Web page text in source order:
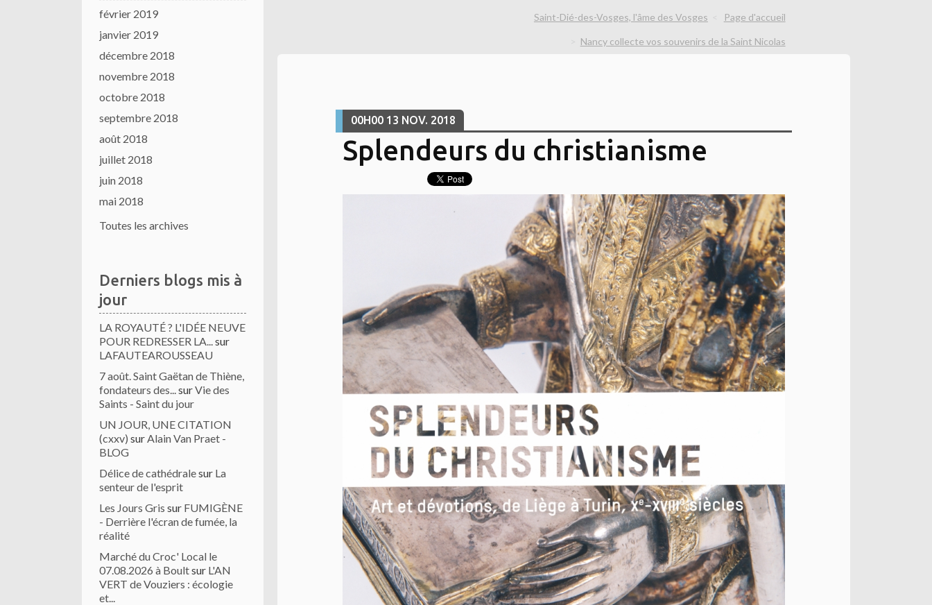
février 2019
janvier 2019
décembre 2018
novembre 2018
octobre 2018
septembre 2018
août 2018
juillet 2018
juin 2018
mai 2018
Toutes les archives
Derniers blogs mis à
jour
LA ROYAUTÉ ? L'IDÉE NEUVE
POUR REDRESSER LA...sur
LAFAUTEAROUSSEAU
7 août. Saint Gaëtan de Thiène,
fondateurs des...surVie des
Saints - Saint du jour
UN JOUR, UNE CITATION
(cxxv) surAlain Van Praet -
BLOG
Délice de cathédralesur La
senteur de l'esprit
Les Jours Gris sur FUMIGÈNE
- Derrière l'écran de fumée, la
réalité
Marché du Croc' Local le
07.08.2026 à Boultsur L'AN
VERT de Vouziers : écologie
et...
Saint-Dié-des-Vosges, l'âme des Vosges Page d'accueil
Nancy collecte vos souvenirs de la Saint Nicolas
00H00 13 NOV. 2018
Splendeurs du christianisme